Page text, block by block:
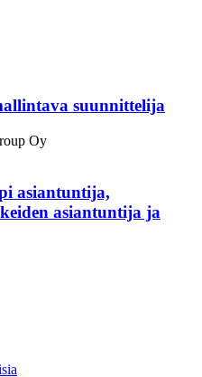
suunnittelija
Oy
asiantuntija,
asiantuntija ja